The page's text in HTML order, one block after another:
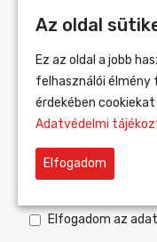
Értesülj
Elfogadom az
Az oldal
Ez az oldal a jobb
felhasználói élmény
érdekében
Adatvédelmi
Elfogadom